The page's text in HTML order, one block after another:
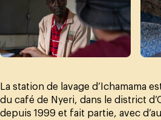
La station de lavage d’Ichamama
du café de Nyeri, dans le district
depuis 1999 et fait partie, avec